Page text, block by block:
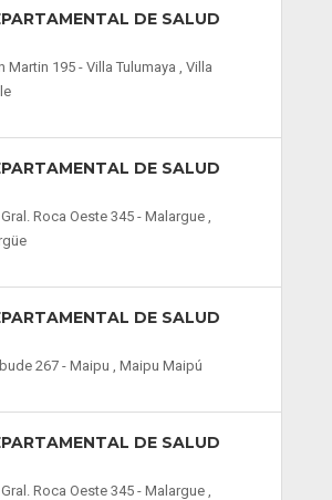
DE SALUD
Martin 195 - Villa Tulumaya , Villa
DE SALUD
Roca Oeste 345 - Malargue ,
DE SALUD
267 - Maipu , Maipu Maipú
DE SALUD
Roca Oeste 345 - Malargue ,